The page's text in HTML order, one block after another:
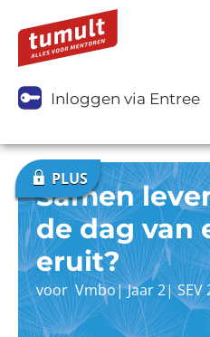
Inloggen via Entree
Samen
de dag van
eruit?
voorVmbo|Jaar 2|SEV